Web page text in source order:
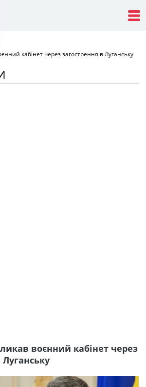
кабінет через загострення в Луганську
воєнний кабінет через